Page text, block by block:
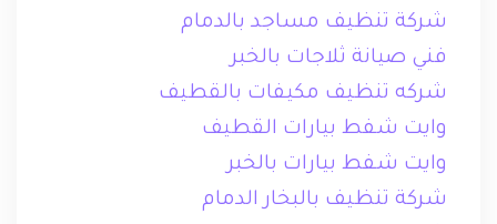
شركة تنظيف مساجد بالدمام
فني صيانة ثلاجات بالخبر
شركه تنظيف مكيفات بالقطيف
وايت شفط بيارات القطيف
وايت شفط بيارات بالخبر
شركة تنظيف بالبخار الدمام